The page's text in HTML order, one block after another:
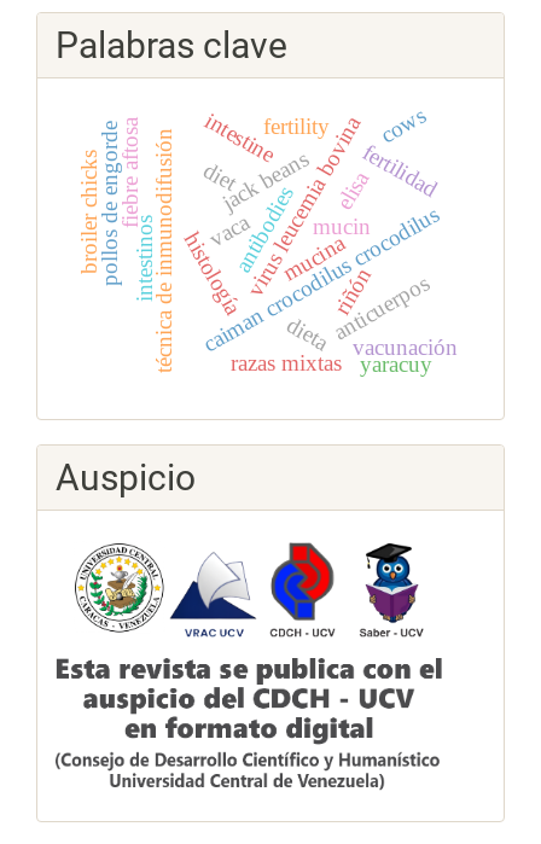
Palabras clave
caiman crocodilus crocodilus
riñón
histologíavirus leucemia bovina
técnica de inmunodifusión elisa
anticuerpos
antibodiesmucina
intestinos
pollos de engorde
dieta
jack beans
mucin
intestine
broiler chicks diet fertilidad
vaca
razas mixtas
fertility cows
vacunación
fiebre aftosa
yaracuy
Auspicio